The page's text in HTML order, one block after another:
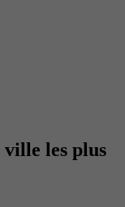
les plus